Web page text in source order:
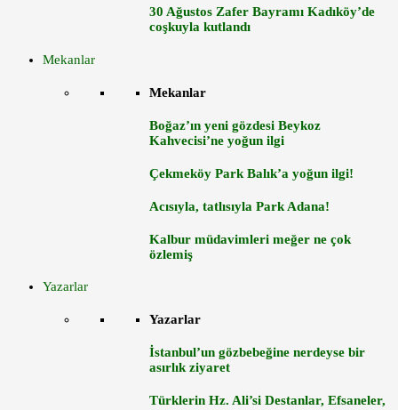
30 Ağustos Zafer Bayramı Kadıköy’de
coşkuyla kutlandı
Mekanlar
Mekanlar
Boğaz’ın yeni gözdesi Beykoz
Kahvecisi’ne yoğun ilgi
Çekmeköy Park Balık’a yoğun ilgi!
Acısıyla, tatlısıyla Park Adana!
Kalbur müdavimleri meğer ne çok
özlemiş
Yazarlar
Yazarlar
İstanbul’un gözbebeğine nerdeyse bir
asırlık ziyaret
Türklerin Hz. Ali’si Destanlar, Efsaneler,